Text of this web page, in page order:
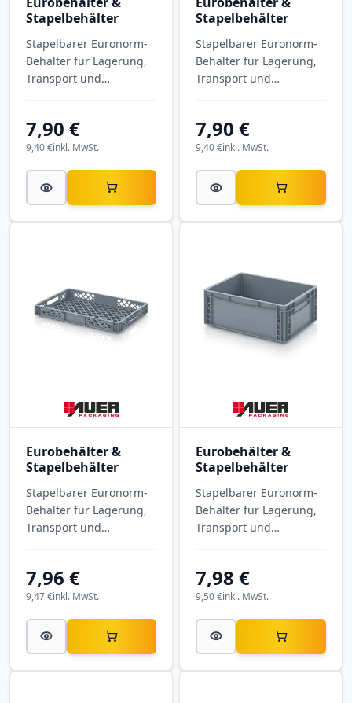
Stapelbehälter
Stapelbarer Euronorm-
Behälter für Lagerung,
Transport und
4147-7001 mit
Außenmaßen 400 × 300
7,90 €
inkl. MwSt.
9,40 €
Stapelbehälter
Stapelbarer Euronorm-
Behälter für Lagerung,
Transport und
4147-5005 mit
Außenmaßen 400 × 300
7,90 €
inkl. MwSt.
9,40 €
Eurobehälter &
Stapelbehälter
Stapelbarer Euronorm-
Behälter für Lagerung,
Transport und
durchbrochen EO 64/75
mit Außenmaßen 600 ×
7,96 €
inkl. MwSt.
9,47 €
Eurobehälter &
Stapelbehälter
Stapelbarer Euronorm-
Behälter für Lagerung,
Transport und
geschlossen EG 43/17
HG mit Außenmaßen
aus PP.
7,98 €
inkl. MwSt.
9,50 €